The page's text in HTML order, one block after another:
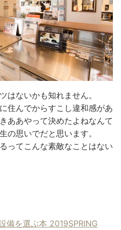
はないかも知れません。
住んでからすこし違和感があ
ああやって決めたよねなんて
の思いでだと思います。
ってこんな素敵なことはない
備を選ぶ本 2019SPRING